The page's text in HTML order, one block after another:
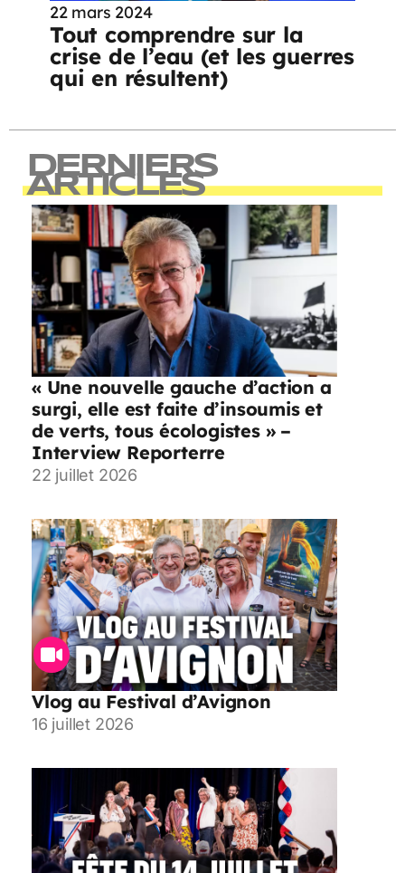
22 mars 2024
Tout comprendre sur la
crise de l’eau (et les guerres
qui en résultent)
DERNIERS
ARTICLES
« Une nouvelle gauche d’action a
surgi, elle est faite d’insoumis et
de verts, tous écologistes » –
Interview Reporterre
22 juillet 2026
Vlog au Festival d’Avignon
16 juillet 2026